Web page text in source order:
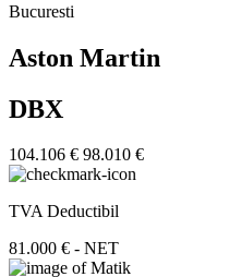
Bucuresti
Aston Martin
DBX
104.106 € 98.010 €
TVA Deductibil
81.000 € - NET